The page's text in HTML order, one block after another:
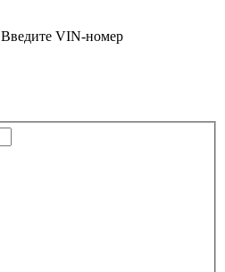
Введите VIN-номер